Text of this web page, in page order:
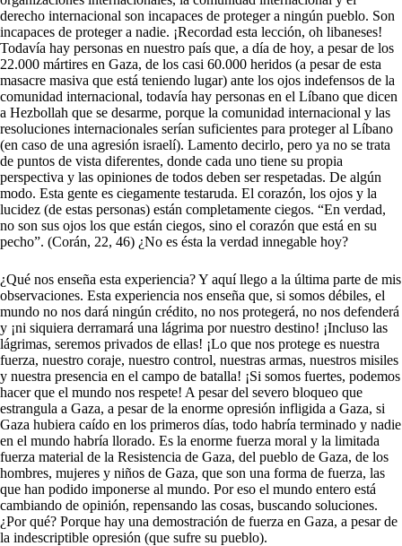
derecho internacional son incapaces de proteger a ningún pueblo. Son
incapaces de proteger a nadie. ¡Recordad esta lección, oh libaneses!
Todavía hay personas en nuestro país que, a día de hoy, a pesar de los
22.000 mártires en Gaza, de los casi 60.000 heridos (a pesar de esta
masacre masiva que está teniendo lugar) ante los ojos indefensos de la
comunidad internacional, todavía hay personas en el Líbano que dicen
a Hezbollah que se desarme, porque la comunidad internacional y las
resoluciones internacionales serían suficientes para proteger al Líbano
(en caso de una agresión israelí). Lamento decirlo, pero ya no se trata
de puntos de vista diferentes, donde cada uno tiene su propia
perspectiva y las opiniones de todos deben ser respetadas. De algún
modo. Esta gente es ciegamente testaruda. El corazón, los ojos y la
lucidez (de estas personas) están completamente ciegos. “En verdad,
no son sus ojos los que están ciegos, sino el corazón que está en su
pecho”. (Corán, 22, 46) ¿No es ésta la verdad innegable hoy?
¿Qué nos enseña esta experiencia? Y aquí llego a la última parte de mis
observaciones. Esta experiencia nos enseña que, si somos débiles, el
mundo no nos dará ningún crédito, no nos protegerá, no nos defenderá
y ¡ni siquiera derramará una lágrima por nuestro destino! ¡Incluso las
lágrimas, seremos privados de ellas! ¡Lo que nos protege es nuestra
fuerza, nuestro coraje, nuestro control, nuestras armas, nuestros misiles
y nuestra presencia en el campo de batalla! ¡Si somos fuertes, podemos
hacer que el mundo nos respete! A pesar del severo bloqueo que
estrangula a Gaza, a pesar de la enorme opresión infligida a Gaza, si
Gaza hubiera caído en los primeros días, todo habría terminado y nadie
en el mundo habría llorado. Es la enorme fuerza moral y la limitada
fuerza material de la Resistencia de Gaza, del pueblo de Gaza, de los
hombres, mujeres y niños de Gaza, que son una forma de fuerza, las
que han podido imponerse al mundo. Por eso el mundo entero está
cambiando de opinión, repensando las cosas, buscando soluciones.
¿Por qué? Porque hay una demostración de fuerza en Gaza, a pesar de
la indescriptible opresión (que sufre su pueblo).